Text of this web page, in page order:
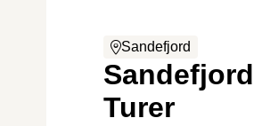
Sandefjord
Turer